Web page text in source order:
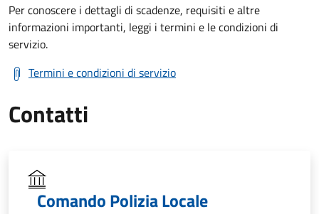
Per conoscere i dettagli di scadenze, requisiti e altre
informazioni importanti, leggi i termini e le condizioni di
servizio.
Termini e condizioni di servizio
Contatti
Comando Polizia Locale